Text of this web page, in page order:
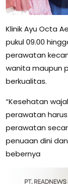
Klinik Ayu Octa
pukul 09.00
perawatan
wanita maupun
berkualitas.
“Kesehatan
perawatan
perawatan
penuaan dini
bebernya